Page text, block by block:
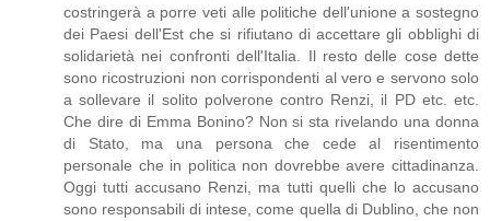
costringerà a porre veti alle politiche dell'unione a sostegno
dei Paesi dell'Est che si rifiutano di accettare gli obblighi di
solidarietà nei confronti dell'Italia. Il resto delle cose dette
sono ricostruzioni non corrispondenti al vero e servono solo
a sollevare il solito polverone contro Renzi, il PD etc. etc.
Che dire di Emma Bonino? Non si sta rivelando una donna
di Stato, ma una persona che cede al risentimento
personale che in politica non dovrebbe avere cittadinanza.
Oggi tutti accusano Renzi, ma tutti quelli che lo accusano
sono responsabili di intese, come quella di Dublino, che non